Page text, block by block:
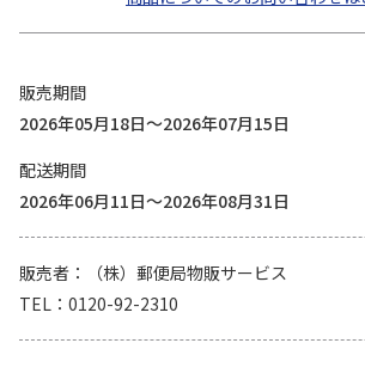
販売期間
2026年05月18日～2026年07月15日
配送期間
2026年06月11日～2026年08月31日
販売者
（株）郵便局物販サービス
TEL
0120-92-2310